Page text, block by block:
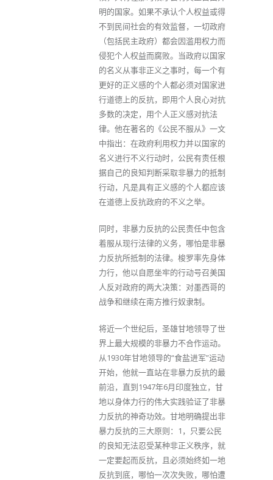
明的国家。如果不承认个人权益或得
不到民间社会的有效监督，一切政府
（包括民主政府）都会因滥用权力而
侵犯个人权益而腐败。当政府以国家
的名义从事非正义之事时，每一个有
更好的正义感的个人都必须对国家进
行道德上的反抗，即用个人良心对抗
多数的决定，用个人正义感对抗法
律。他在著名的《公民不服从》一文
中指出：在政府利用权力并以国家的
名义进行不义行动时，公民有责任根
据自己的良知判断采取非暴力的抵制
行动，凡是具有正义感的个人都应该
在道德上反抗政府的不义之举。
同时，非暴力反抗的公民责任中包含
着服从现行法律的义务，哪怕是非暴
力反抗所抵制的法律。梭罗率先身体
力行，他以自愿坐牢的行动号召美国
人反对政府的两大决策：对墨西哥的
战争和继续在南方推行奴隶制。
将近一个世纪后，圣雄甘地领导了世
界上最大规模的非暴力不合作运动。
从1930年甘地领导的“食盐进军”运动
开始，他就一直站在非暴力反抗的最
前沿，直到1947年6月印度独立，甘
地以身体力行的伟大实践验证了非暴
力反抗的神奇功效。甘地明确提出非
暴力反抗的三大原则：1，只要公民
的良知无法忍受某种非正义秩序，就
一定要起而反抗，且必须始终如一地
反抗到底，哪怕一次次失败，哪怕遭